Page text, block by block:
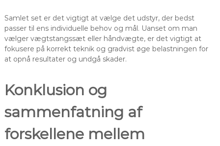
Samlet set er det vigtigt at vælge det udstyr, der bedst
passer til ens individuelle behov og mål. Uanset om man
vælger vægtstangssæt eller håndvægte, er det vigtigt at
fokusere på korrekt teknik og gradvist øge belastningen for
at opnå resultater og undgå skader.
Konklusion og
sammenfatning af
forskellene mellem